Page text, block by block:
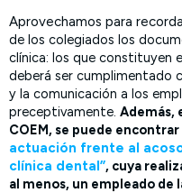
Aprovechamos para
de los colegiados los
clínica: los que constituyen
deberá ser cumplimentado
y la comunicación a los
preceptivamente. Además,
COEM, se puede encontrar
actuación frente al
clínica dental”, cuya
al menos, un empleado de